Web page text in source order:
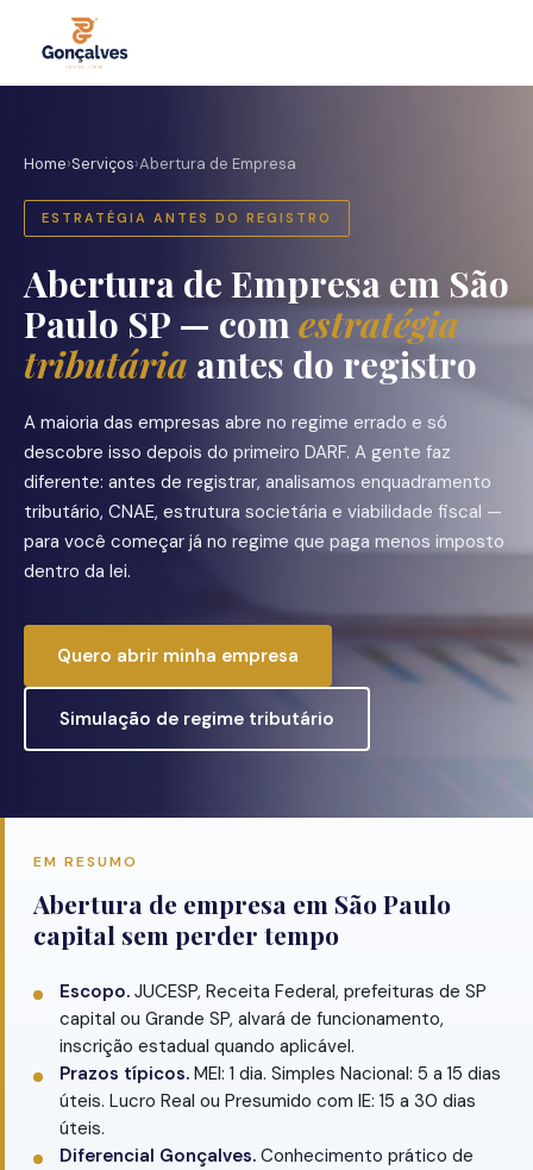
Home›Serviços›Abertura de Empresa
ESTRATÉGIA ANTES DO REGISTRO
Abertura de Empresa em São
Paulo SP — comestratégia
tributária antes do registro
A maioria das empresas abre no regime errado e só
descobre isso depois do primeiro DARF. A gente faz
diferente: antes de registrar, analisamos enquadramento
tributário, CNAE, estrutura societária e viabilidade fiscal —
para você começar já no regime que paga menos imposto
dentro da lei.
Quero abrir minha empresa
Simulação de regime tributário
EM RESUMO
Abertura de empresa em São Paulo
capital sem perder tempo
Escopo. JUCESP, Receita Federal, prefeituras de SP
capital ou Grande SP, alvará de funcionamento,
inscrição estadual quando aplicável.
Prazos típicos. MEI: 1 dia. Simples Nacional: 5 a 15 dias
úteis. Lucro Real ou Presumido com IE: 15 a 30 dias
úteis.
Diferencial Gonçalves. Conhecimento prático de